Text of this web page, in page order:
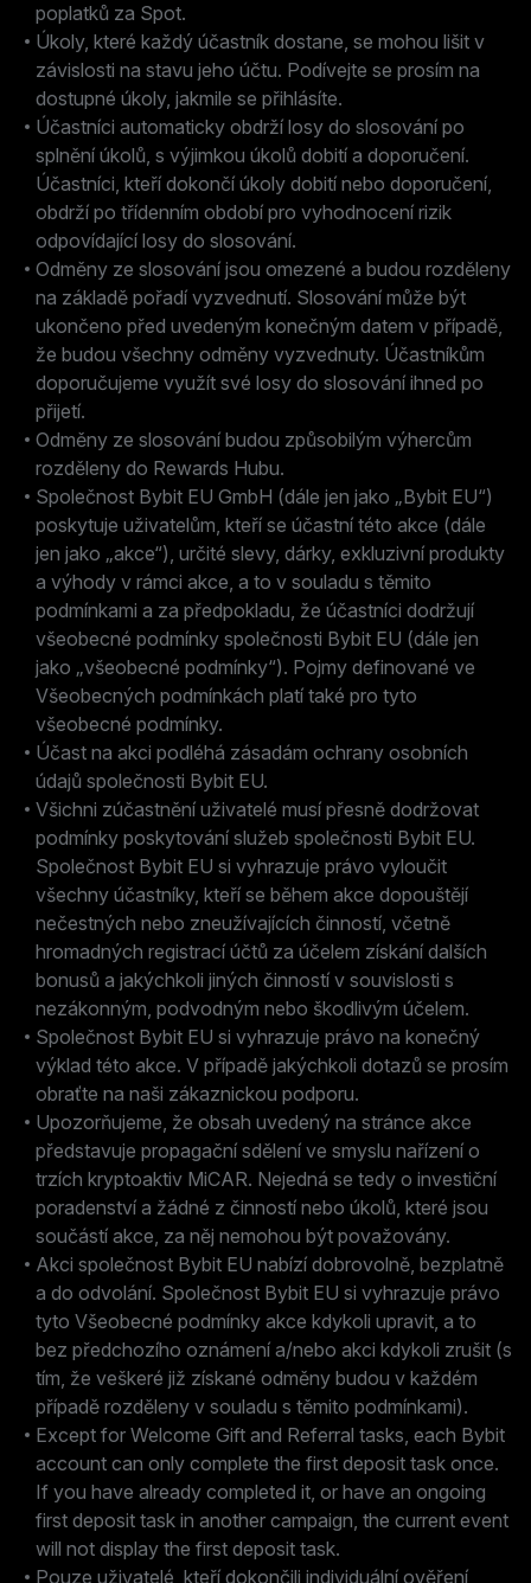
poplatků za Spot.
Úkoly, které každý účastník dostane, se mohou lišit v
závislosti na stavu jeho účtu. Podívejte se prosím na
dostupné úkoly, jakmile se přihlásíte.
Účastníci automaticky obdrží losy do slosování po
splnění úkolů, s výjimkou úkolů dobití a doporučení.
Účastníci, kteří dokončí úkoly dobití nebo doporučení,
obdrží po třídenním období pro vyhodnocení rizik
odpovídající losy do slosování.
Odměny ze slosování jsou omezené a budou rozděleny
na základě pořadí vyzvednutí. Slosování může být
ukončeno před uvedeným konečným datem v případě,
že budou všechny odměny vyzvednuty. Účastníkům
doporučujeme využít své losy do slosování ihned po
přijetí.
Odměny ze slosování budou způsobilým výhercům
rozděleny do Rewards Hubu.
Společnost Bybit EU GmbH (dále jen jako „Bybit EU“)
poskytuje uživatelům, kteří se účastní této akce (dále
jen jako „akce“), určité slevy, dárky, exkluzivní produkty
a výhody v rámci akce, a to v souladu s těmito
podmínkami a za předpokladu, že účastníci dodržují
všeobecné podmínky společnosti Bybit EU (dále jen
jako „všeobecné podmínky“). Pojmy definované ve
Všeobecných podmínkách platí také pro tyto
všeobecné podmínky.
Účast na akci podléhá zásadám ochrany osobních
údajů společnosti Bybit EU.
Všichni zúčastnění uživatelé musí přesně dodržovat
podmínky poskytování služeb společnosti Bybit EU.
Společnost Bybit EU si vyhrazuje právo vyloučit
všechny účastníky, kteří se během akce dopouštějí
nečestných nebo zneužívajících činností, včetně
hromadných registrací účtů za účelem získání dalších
bonusů a jakýchkoli jiných činností v souvislosti s
nezákonným, podvodným nebo škodlivým účelem.
Společnost Bybit EU si vyhrazuje právo na konečný
výklad této akce. V případě jakýchkoli dotazů se prosím
obraťte na naši zákaznickou podporu.
Upozorňujeme, že obsah uvedený na stránce akce
představuje propagační sdělení ve smyslu nařízení o
trzích kryptoaktiv MiCAR. Nejedná se tedy o investiční
poradenství a žádné z činností nebo úkolů, které jsou
součástí akce, za něj nemohou být považovány.
Akci společnost Bybit EU nabízí dobrovolně, bezplatně
a do odvolání. Společnost Bybit EU si vyhrazuje právo
tyto Všeobecné podmínky akce kdykoli upravit, a to
bez předchozího oznámení a/nebo akci kdykoli zrušit (s
tím, že veškeré již získané odměny budou v každém
případě rozděleny v souladu s těmito podmínkami).
Except for Welcome Gift and Referral tasks, each Bybit
account can only complete the first deposit task once.
If you have already completed it, or have an ongoing
first deposit task in another campaign, the current event
will not display the first deposit task.
Pouze uživatelé, kteří dokončili individuální ověření